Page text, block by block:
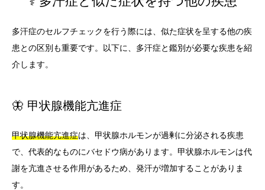
多汗症のセルフチェックを行う際には、似た症状を呈する他の疾
患との区別も重要です。以下に、多汗症と鑑別が必要な疾患を紹
介します。
🦋 甲状腺機能亢進症
甲状腺機能亢進症は、甲状腺ホルモンが過剰に分泌される疾患
で、代表的なものにバセドウ病があります。甲状腺ホルモンは代
謝を亢進させる作用があるため、発汗が増加することがありま
す。